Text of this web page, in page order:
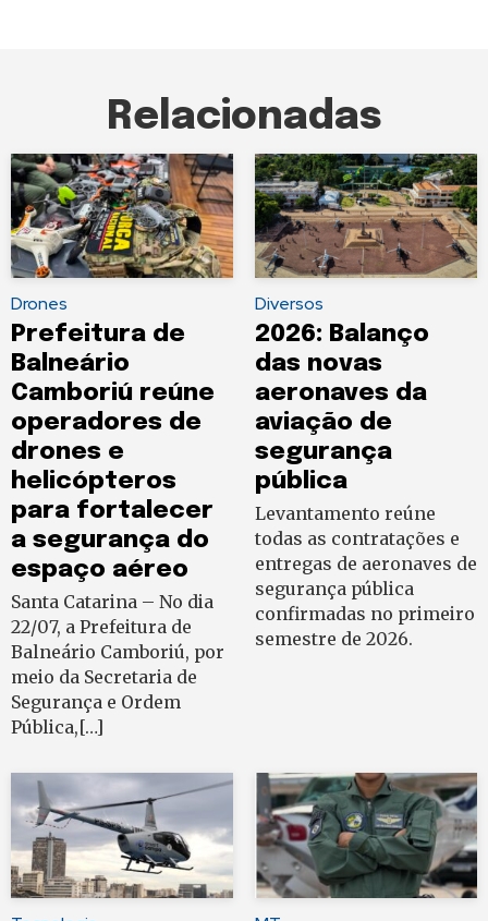
Relacionadas
Drones
Prefeitura de
Balneário
Camboriú reúne
operadores de
drones e
helicópteros
para fortalecer
a segurança do
espaço aéreo
Santa Catarina – No dia
22/07, a Prefeitura de
Balneário Camboriú, por
meio da Secretaria de
Segurança e Ordem
Pública,[…]
Diversos
2026: Balanço
das novas
aeronaves da
aviação de
segurança
pública
Levantamento reúne
todas as contratações e
entregas de aeronaves de
segurança pública
confirmadas no primeiro
semestre de 2026.